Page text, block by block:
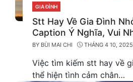
CATEGORIES
GIA ĐÌNH
Stt Hay Về Gia Đình
Caption Ý Nghĩa, Vui
Những Khoảnh Khắc
BY BÙI MAI CHI THÁNG 4 10, 2025
Việc tìm kiếm stt hay về
thể hiện tình cảm chân…